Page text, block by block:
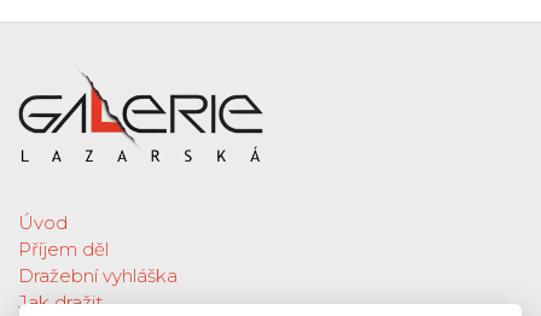
Úvod
Příjem děl
Dražební vyhláška
Jak dražit